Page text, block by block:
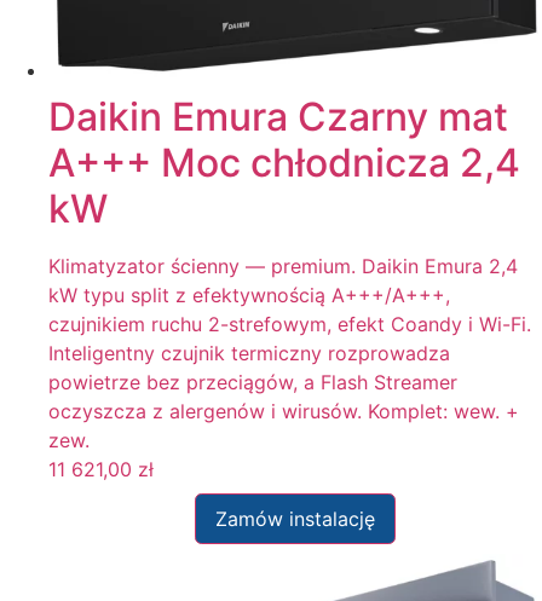
Daikin Emura Czarny mat
A+++ Moc chłodnicza 2,4
kW
Klimatyzator ścienny — premium. Daikin Emura 2,4
kW typu split z efektywnością A+++/A+++,
czujnikiem ruchu 2-strefowym, efekt Coandy i Wi-Fi.
Inteligentny czujnik termiczny rozprowadza
powietrze bez przeciągów, a Flash Streamer
oczyszcza z alergenów i wirusów. Komplet: wew. +
zew.
11 621,00 zł
Zamów instalację